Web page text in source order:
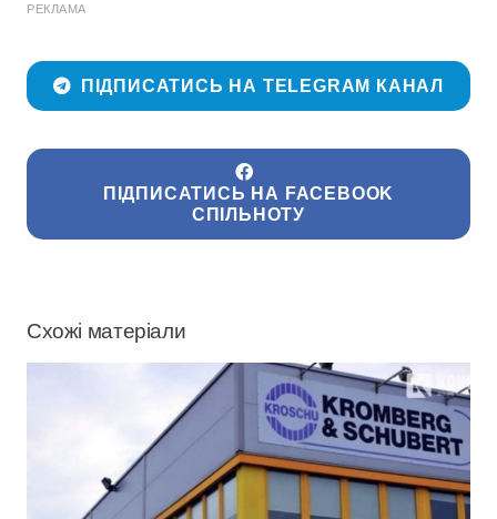
РЕКЛАМА
ПІДПИСАТИСЬ НА TELEGRAM КАНАЛ
ПІДПИСАТИСЬ НА FACEBOOK
СПІЛЬНОТУ
Схожі матеріали